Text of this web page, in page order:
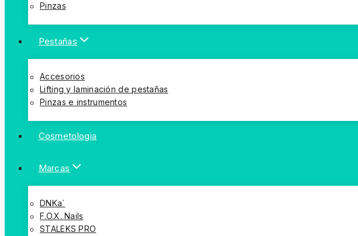
Pinzas
Pestañas
Accesorios
Lifting y laminación de pestañas
Pinzas e instrumentos
Cosmetologia
Marcas
DNKa´
F.O.X. Nails
STALEKS PRO